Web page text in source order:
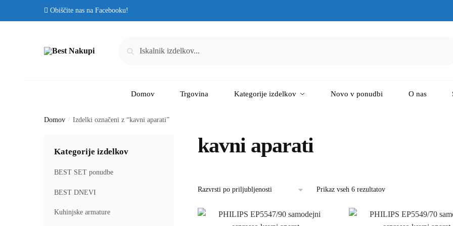
Obiščite nas na Facebooku!
Domov Trgovina Kategorije izdelkov Novo v ponudbi O nas
Domov / Izdelki označeni z “kavni aparati”
kavni aparati
Prikaz vseh 6 rezultatov
Kategorije izdelkov
BEST SET ponudbe
BEST DNEVI
Kuhinjske armature